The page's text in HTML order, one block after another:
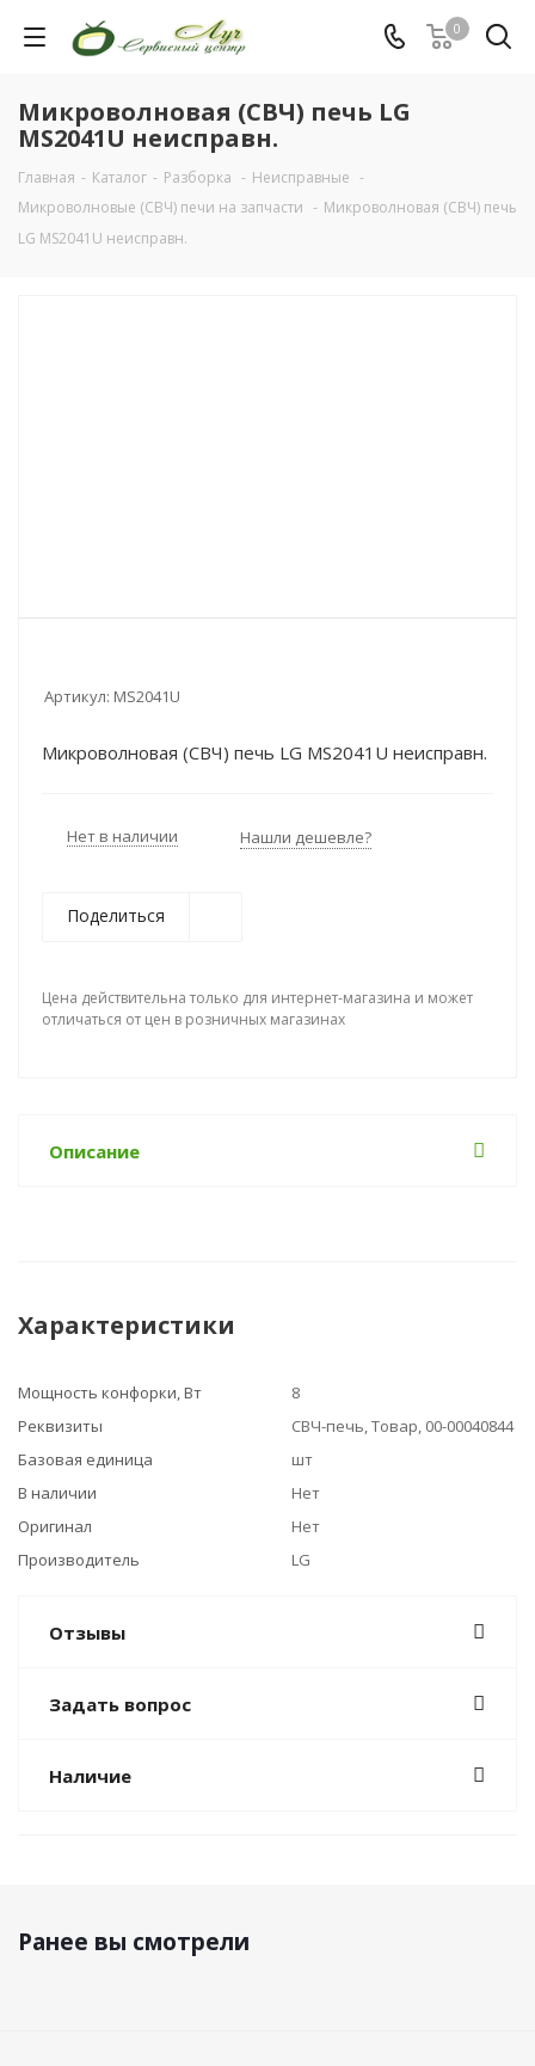
0
Микроволновая (СВЧ) печь LG
MS2041U неисправн.
Главная - Каталог - Разборка - Неисправные -
Микроволновые (СВЧ) печи на запчасти - Микроволновая (СВЧ) печь
LG MS2041U неисправн.
Артикул: MS2041U
Микроволновая (СВЧ) печь LG MS2041U неисправн.
Нет в наличии Нашли дешевле?
Поделиться
Цена действительна только для интернет-магазина и может
отличаться от цен в розничных магазинах
Описание
Характеристики
Мощность конфорки, Вт
8
Реквизиты
СВЧ-печь, Товар, 00-00040844
Базовая единица
шт
В наличии
Нет
Оригинал
Нет
Производитель
LG
Отзывы
Задать вопрос
Наличие
Ранее вы смотрели